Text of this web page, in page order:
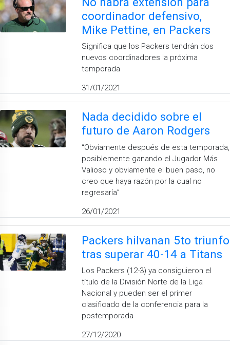
coordinador defensivo,
Mike Pettine, en Packers
Significa que los Packers tendrán dos
nuevos coordinadores la próxima
temporada
31/01/2021
Nada decidido sobre el
futuro de Aaron Rodgers
“Obviamente después de esta temporada,
posiblemente ganando el Jugador Más
Valioso y obviamente el buen paso, no
creo que haya razón por la cual no
regresaría”
26/01/2021
Packers hilvanan 5to triunfo
tras superar 40-14 a Titans
Los Packers (12-3) ya consiguieron el
título de la División Norte de la Liga
Nacional y pueden ser el primer
clasificado de la conferencia para la
postemporada
27/12/2020